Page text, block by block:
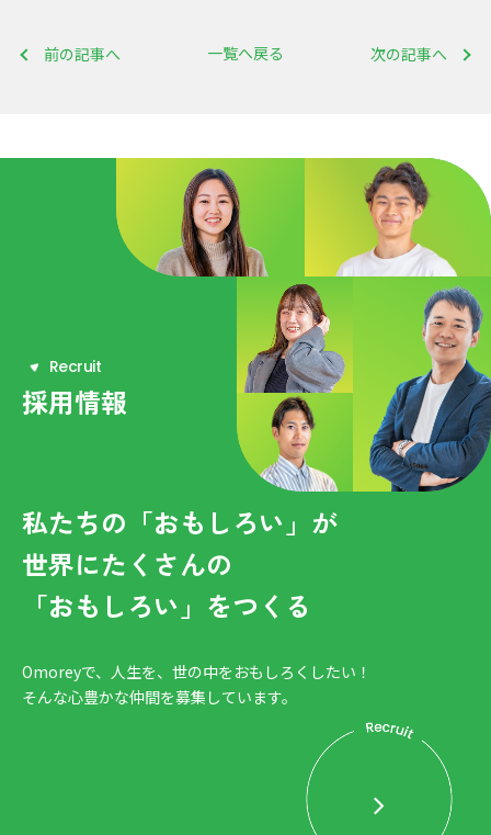
前の記事へ 次の記事へ
一覧へ戻る
Recruit
採用情報
私たちの「おもしろい」が
世界にたくさんの
「おもしろい」をつくる
Omoreyで、人生を、世の中をおもしろくしたい！
そんな心豊かな仲間を募集しています。